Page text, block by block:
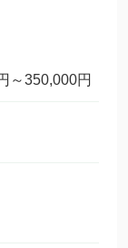
～350,000円